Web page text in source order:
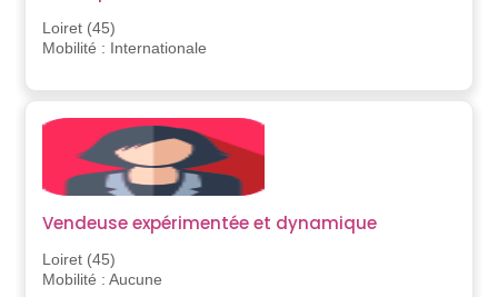
Loiret (45)
Mobilité : Internationale
Vendeuse expérimentée et dynamique
Loiret (45)
Mobilité : Aucune